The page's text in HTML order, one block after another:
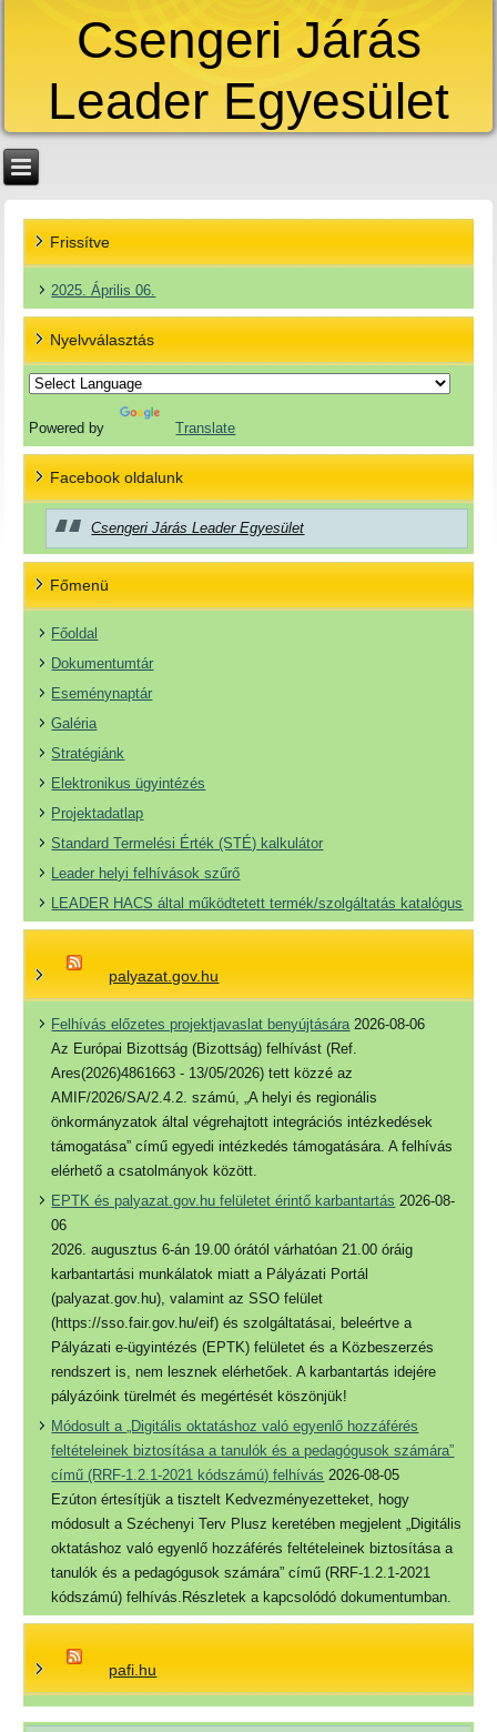
Csengeri Járás
Leader Egyesület
Frissítve
2025. Április 06.
Nyelvválasztás
Powered by Translate
Facebook oldalunk
Csengeri Járás Leader Egyesület
Főmenü
Főoldal
Dokumentumtár
Eseménynaptár
Galéria
Stratégiánk
Elektronikus ügyintézés
Projektadatlap
Standard Termelési Érték (STÉ) kalkulátor
Leader helyi felhívások szűrő
LEADER HACS által működtetett termék/szolgáltatás katalógus
palyazat.gov.hu
Felhívás előzetes projektjavaslat benyújtására 2026-08-06
Az Európai Bizottság (Bizottság) felhívást (Ref.
Ares(2026)4861663 - 13/05/2026) tett közzé az
AMIF/2026/SA/2.4.2. számú, „A helyi és regionális
önkormányzatok által végrehajtott integrációs intézkedések
támogatása” című egyedi intézkedés támogatására. A felhívás
elérhető a csatolmányok között.
EPTK és palyazat.gov.hu felületet érintő karbantartás 2026-08-
06
2026. augusztus 6-án 19.00 órától várhatóan 21.00 óráig
karbantartási munkálatok miatt a Pályázati Portál
(palyazat.gov.hu), valamint az SSO felület
(https://sso.fair.gov.hu/eif) és szolgáltatásai, beleértve a
Pályázati e-ügyintézés (EPTK) felületet és a Közbeszerzés
rendszert is, nem lesznek elérhetőek. A karbantartás idejére
pályázóink türelmét és megértését köszönjük!
Módosult a „Digitális oktatáshoz való egyenlő hozzáférés
feltételeinek biztosítása a tanulók és a pedagógusok számára”
című (RRF-1.2.1-2021 kódszámú) felhívás 2026-08-05
Ezúton értesítjük a tisztelt Kedvezményezetteket, hogy
módosult a Széchenyi Terv Plusz keretében megjelent „Digitális
oktatáshoz való egyenlő hozzáférés feltételeinek biztosítása a
tanulók és a pedagógusok számára” című (RRF-1.2.1-2021
kódszámú) felhívás.Részletek a kapcsolódó dokumentumban.
pafi.hu